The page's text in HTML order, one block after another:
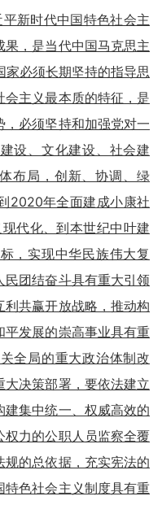
新时代中国特色社会主
果，是当代中国马克思主
家必须长期坚持的指导思
主义最本质的特征，是
必须坚持和加强党对一
设、文化建设、社会建
布局，创新、协调、绿
2020年全面建成小康社
代化、到本世纪中叶建
，实现中华民族伟大复
团结奋斗具有重大引领
共赢开放战略，推动构
发展的崇高事业具有重
全局的重大政治体制改
决策部署，要依法建立
集中统一、权威高效的
权力的公职人员监察全覆
的总依据，充实宪法的
色社会主义制度具有重